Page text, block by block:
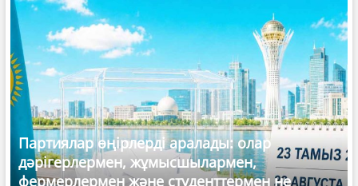
Партиялар өңірлерді аралады: олар
дәрігерлермен, жұмысшылармен,
фермерлермен және студенттермен не